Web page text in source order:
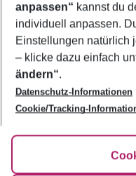
Footer
Footer navigation
Über uns
AGB
Bestpreisgarantie
Cookie-Einstellungen
Cookie-Richtlinie
Agenturbetreuung
Barrierefreies Reisen
HanseMerkur
Hilfe & Kontakt
Folge uns
anpassen“ kannst du
individuell anpassen.
Einstellungen natürlich
– klicke dazu einfach
ändern“.
Datenschutz-Informationen
Cookie/Tracking-